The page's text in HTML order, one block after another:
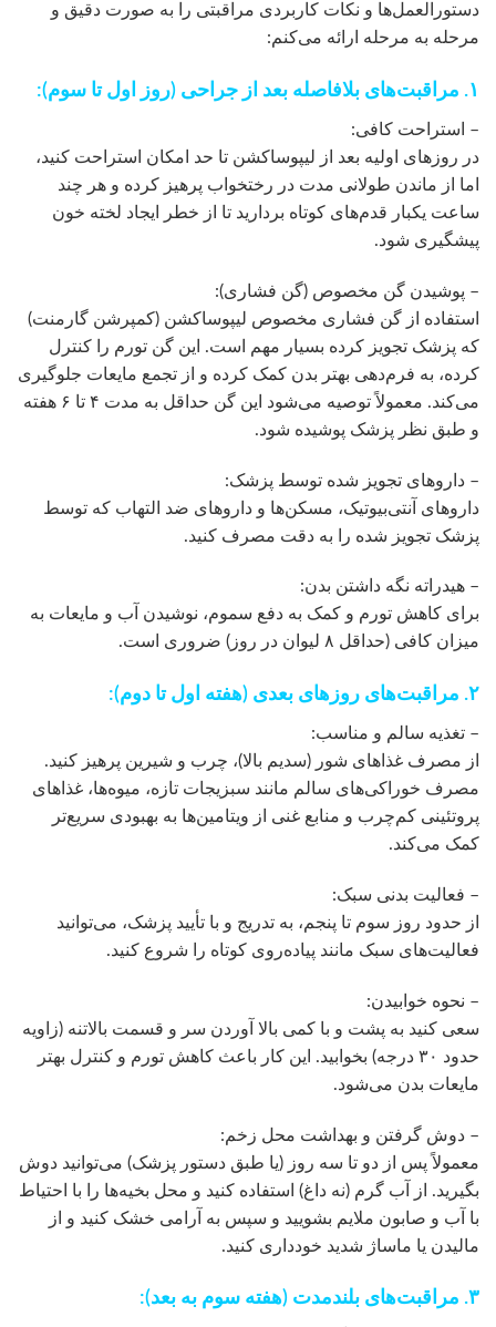
دستورالعمل‌ها و نکات کاربردی مراقبتی را به صورت دقیق و
مرحله به مرحله ارائه می‌کنم:
۱. مراقبت‌های بلافاصله بعد از جراحی (روز اول تا سوم):
– استراحت کافی:
در روزهای اولیه بعد از لیپوساکشن تا حد امکان استراحت کنید،
اما از ماندن طولانی مدت در رختخواب پرهیز کرده و هر چند
ساعت یکبار قدم‌های کوتاه بردارید تا از خطر ایجاد لخته خون
پیشگیری شود.
– پوشیدن گن مخصوص (گن فشاری):
استفاده از گن فشاری مخصوص لیپوساکشن (کمپرشن گارمنت)
که پزشک تجویز کرده بسیار مهم است. این گن تورم را کنترل
کرده، به فرم‌دهی بهتر بدن کمک کرده و از تجمع مایعات جلوگیری
می‌کند. معمولاً توصیه می‌شود این گن حداقل به مدت ۴ تا ۶ هفته
و طبق نظر پزشک پوشیده شود.
– داروهای تجویز شده توسط پزشک:
داروهای آنتی‌بیوتیک، مسکن‌ها و داروهای ضد التهاب که توسط
پزشک تجویز شده را به دقت مصرف کنید.
– هیدراته نگه داشتن بدن:
برای کاهش تورم و کمک به دفع سموم، نوشیدن آب و مایعات به
میزان کافی (حداقل ۸ لیوان در روز) ضروری است.
۲. مراقبت‌های روزهای بعدی (هفته اول تا دوم):
– تغذیه سالم و مناسب:
از مصرف غذاهای شور (سدیم بالا)، چرب و شیرین پرهیز کنید.
مصرف خوراکی‌های سالم مانند سبزیجات تازه، میوه‌ها، غذاهای
پروتئینی کم‌چرب و منابع غنی از ویتامین‌ها به بهبودی سریع‌تر
کمک می‌کند.
– فعالیت بدنی سبک:
از حدود روز سوم تا پنجم، به تدریج و با تأیید پزشک، می‌توانید
فعالیت‌های سبک مانند پیاده‌روی کوتاه را شروع کنید.
– نحوه خوابیدن:
سعی کنید به پشت و با کمی بالا آوردن سر و قسمت بالاتنه (زاویه
حدود ۳۰ درجه) بخوابید. این کار باعث کاهش تورم و کنترل بهتر
مایعات بدن می‌شود.
– دوش گرفتن و بهداشت محل زخم:
معمولاً پس از دو تا سه روز (یا طبق دستور پزشک) می‌توانید دوش
بگیرید. از آب گرم (نه داغ) استفاده کنید و محل بخیه‌ها را با احتیاط
با آب و صابون ملایم بشویید و سپس به آرامی خشک کنید و از
مالیدن یا ماساژ شدید خودداری کنید.
۳. مراقبت‌های بلندمدت (هفته سوم به بعد):